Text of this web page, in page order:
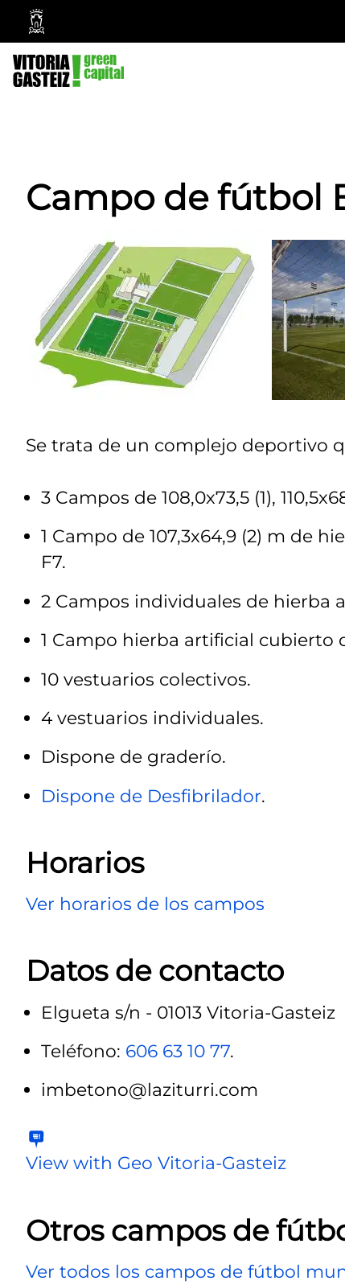
Vitoria-
Gasteiz
City
Council
Campo de fútbol
Se trata de un complejo deportivo
3 Campos de 108,0x73,5 (1),
1 Campo de 107,3x64,9 (2) m de
F7.
2 Campos individuales de hierba
1 Campo hierba artificial cubierto
10 vestuarios colectivos.
4 vestuarios individuales.
Dispone de graderío.
Dispone de Desfibrilador.
Horarios
Ver horarios de los campos
Datos de contacto
Elgueta s/n - 01013 Vitoria-Gasteiz
Teléfono: 606 63 10 77.
imbetono@laziturri.com
View with Geo Vitoria-Gasteiz
Otros campos de
Ver todos los campos de fútbol